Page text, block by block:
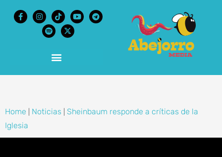
Home Noticias
Sheinbaum responde a críticas de la
Iglesia